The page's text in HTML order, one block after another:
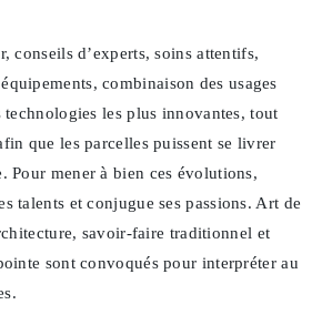
conseils d’experts, soins attentifs,
combinaison des usages
technologies les plus innovantes, tout
que les parcelles puissent se livrer
Pour mener à bien ces évolutions,
talents et conjugue ses passions. Art de
savoir-faire traditionnel et
sont convoqués pour interpréter au